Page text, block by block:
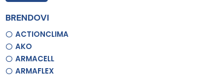
BRENDOVI
ACTIONCLIMA
AKO
ARMACELL
ARMAFLEX